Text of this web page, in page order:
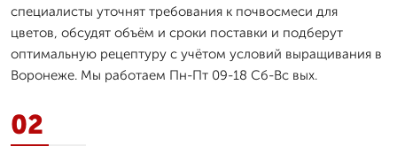
специалисты уточнят требования к почвосмеси для
цветов, обсудят объём и сроки поставки и подберут
оптимальную рецептуру с учётом условий выращивания в
Воронеже. Мы работаем Пн-Пт 09-18 Сб-Вс вых.
02